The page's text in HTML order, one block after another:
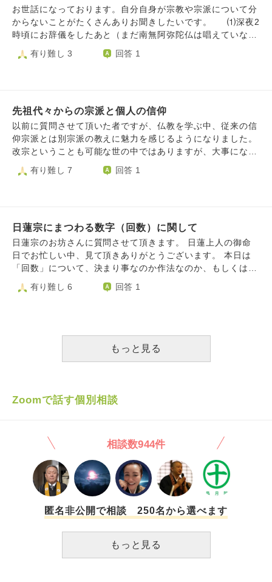
えもザックリと把握してはいるのですが、民間信仰の篤い弘
法大師が良いかと思えば、地元に寺が多くあり、雰囲気が良
い天台が良さそうと思ったり、教学は東密の方が一枚上らし
し、でも宮坂宥洪先生にお会いした時智山でも南無阿弥陀仏
ってみよう、拘ることはない、広く視野を持って色々学ぶと
いい、教えは向こうから転がってくる。自分から求めること
はない等々貴重なお話を頂きましたが、なかなか散心してし
まって納得できない、落とし所が見つかりません。 僧侶に
なるならないを置いておいても、考え方と修行の雰囲気がい
い天台か、教学的に一番しっくりくる智山か、いっそ格式が
に興味を持ちました。 ただ、大人になるまでは母が監視し
ていた為遠くて動けず、家を追い出されてから自由に信仰で
きるようになったので、この機会に僕が本当に信仰できる仏
.色々な宗派の講座を受講したいと考えてるのですがそれは
のでしょうか？ 3.もし宗派が決まった場合は仏壇とか設置し
た方が良いのでしょうか？（独身で1R6畳の木造アパートに
住んでます 一人暮らしの為故人はいません） 回答よろし
くお願いします
お世話になっております。自分自身が宗教や宗派について分
からないことがたくさんありお聞きしたいです。 ⑴深夜2
時頃にお辞儀をしたあと（まだ南無阿弥陀仏は唱えていな
い）丑三つ時に唱えていいのか分からず2:30以降に再開しま
した。（家族が起きてきたので洗面所に移動）以前、いつで
たりなことをしてしまったでしょうか？ ⑵私実家の宗
派、旦那実家の宗派が分からないのですが、異なる場合はど
ちらを信仰したらよいでしょうか？信仰は自由とは言います
が何かお手続きなど必要なのでしょうか？ LINE電話の通
る方がいるのですが、尋ねたいことがあり般若心経が聞こえ
那の実家は分かりませんが、私自身はお恥ずかしながら熱心
な信仰はできておりません。（なんと伝えていいか分から
ず、適切な言葉ではなかったら申し訳ございません。）
（なんとか、ストリートビューを使って私の実家のお墓の文
その際私の不注意で画面をタップする際にいろんな方のお墓
かと思い費用をいれなかったことがあり、当時のお寺に最近
であること、申し訳ございません。 教えていただけると幸
有り難し 3 回答 1
先祖代々からの宗派と個人の信仰
以前に質問させて頂いた者ですが、仏教を学ぶ中、従来の信
仰宗派とは別宗派の教えに魅力を感じるようになりました。
改宗ということも可能な世の中ではありますが、大事になる
ことは重々承知であり、現段階では実行せずにと思うので
す。そんな中、自分自身その別宗派が重んじている教えに心
通りで供養に努めて参りますが。また改宗についてもし何か
アドバイスが頂けるとしたならば有難いです。よろしくお願
いします。
有り難し 7 回答 1
日蓮宗にまつわる数字（回数）に関して
日蓮宗のお坊さんに質問させて頂きます。 日蓮上人の御命
日でお忙しい中、見て頂きありがとうございます。 本日は
「回数」について、決まり事なのか作法なのか、もしくは気
にしなくてよいものかお聞きしたく思います。 様々な場で
「3」が出てくるように思います。 1)方便品第二の十如是を
ある（たまたま参列者が多かったから？） 4)お線香を2本あ
ら、教えてください。 よろしくお願いします。
有り難し 6 回答 1
もっと見る
Zoomで話す個別相談
相談数944件
匿名非公開で相談 250名から選べます
もっと見る